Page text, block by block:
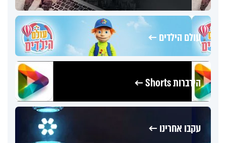
עולם הילדים ←
הידברות Shorts ←
עקבו אחרינו ←